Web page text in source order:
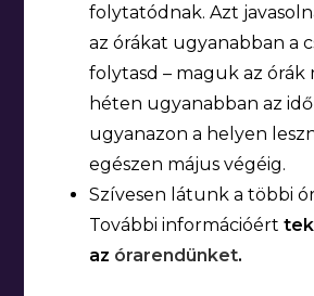
folytatódnak. Azt
az órákat ugyanabban a
folytasd – maguk az órák
héten ugyanabban az
ugyanazon a helyen
egészen május végéig.
Szívesen látunk a többi
További információért
az órarendünket.